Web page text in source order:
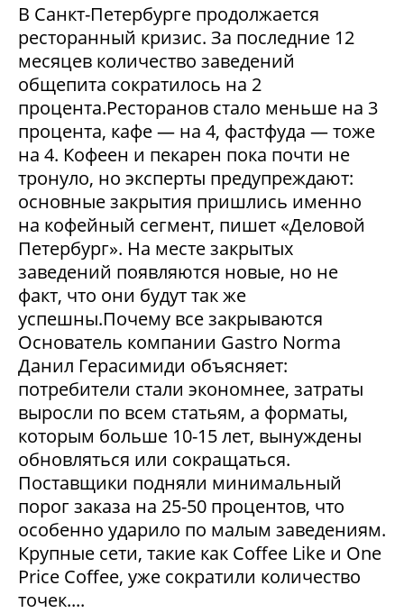
В Санкт-Петербурге продолжается
ресторанный кризис. За последние 12
месяцев количество заведений
общепита сократилось на 2
процента.Ресторанов стало меньше на 3
процента, кафе — на 4, фастфуда — тоже
на 4. Кофеен и пекарен пока почти не
тронуло, но эксперты предупреждают:
основные закрытия пришлись именно
на кофейный сегмент, пишет «Деловой
Петербург». На месте закрытых
заведений появляются новые, но не
факт, что они будут так же
успешны.Почему все закрываются
Основатель компании Gastro Norma
Данил Герасимиди объясняет:
потребители стали экономнее, затраты
выросли по всем статьям, а форматы,
которым больше 10-15 лет, вынуждены
обновляться или сокращаться.
Поставщики подняли минимальный
порог заказа на 25-50 процентов, что
особенно ударило по малым заведениям.
Крупные сети, такие как Coffee Like и One
Price Coffee, уже сократили количество
точек....